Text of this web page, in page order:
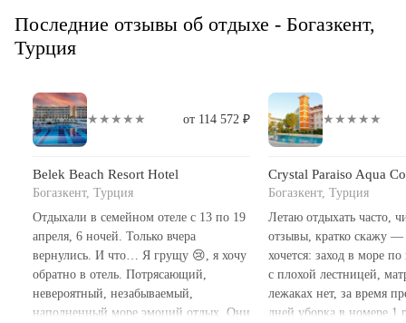
Последние отзывы об отдыхе - Богазкент,
Турция
★★★★★ от 114 572 ₽
Belek Beach Resort Hotel
Богазкент, Турция
Отдыхали в семейном отеле с 13 по 19
апреля, 6 ночей. Только вчера
вернулись. И что… Я грущу 😢, я хочу
обратно в отель. Потрясающий,
невероятный, незабываемый,
наполненный море эмоций отдых. Они
★★★★★
Crystal Paraiso Aqua
Богазкент, Турция
Летаю отдыхать часто,
отзывы, кратко скажу —
хочется: заход в море
с плохой лестницей,
лежаках нет, за время
дней уборка в номере 1